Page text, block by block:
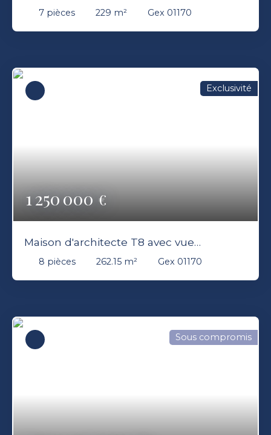
Chambres 229m2 Grand sous sol Vue
7 pièces 229 m² Gex 01170
1 250 000€
Exclusivité
Maison d'architecte T8 avec vue
exceptionnelle , terrasse, garage
8 pièces 262.15 m² Gex 01170
Sous compromis